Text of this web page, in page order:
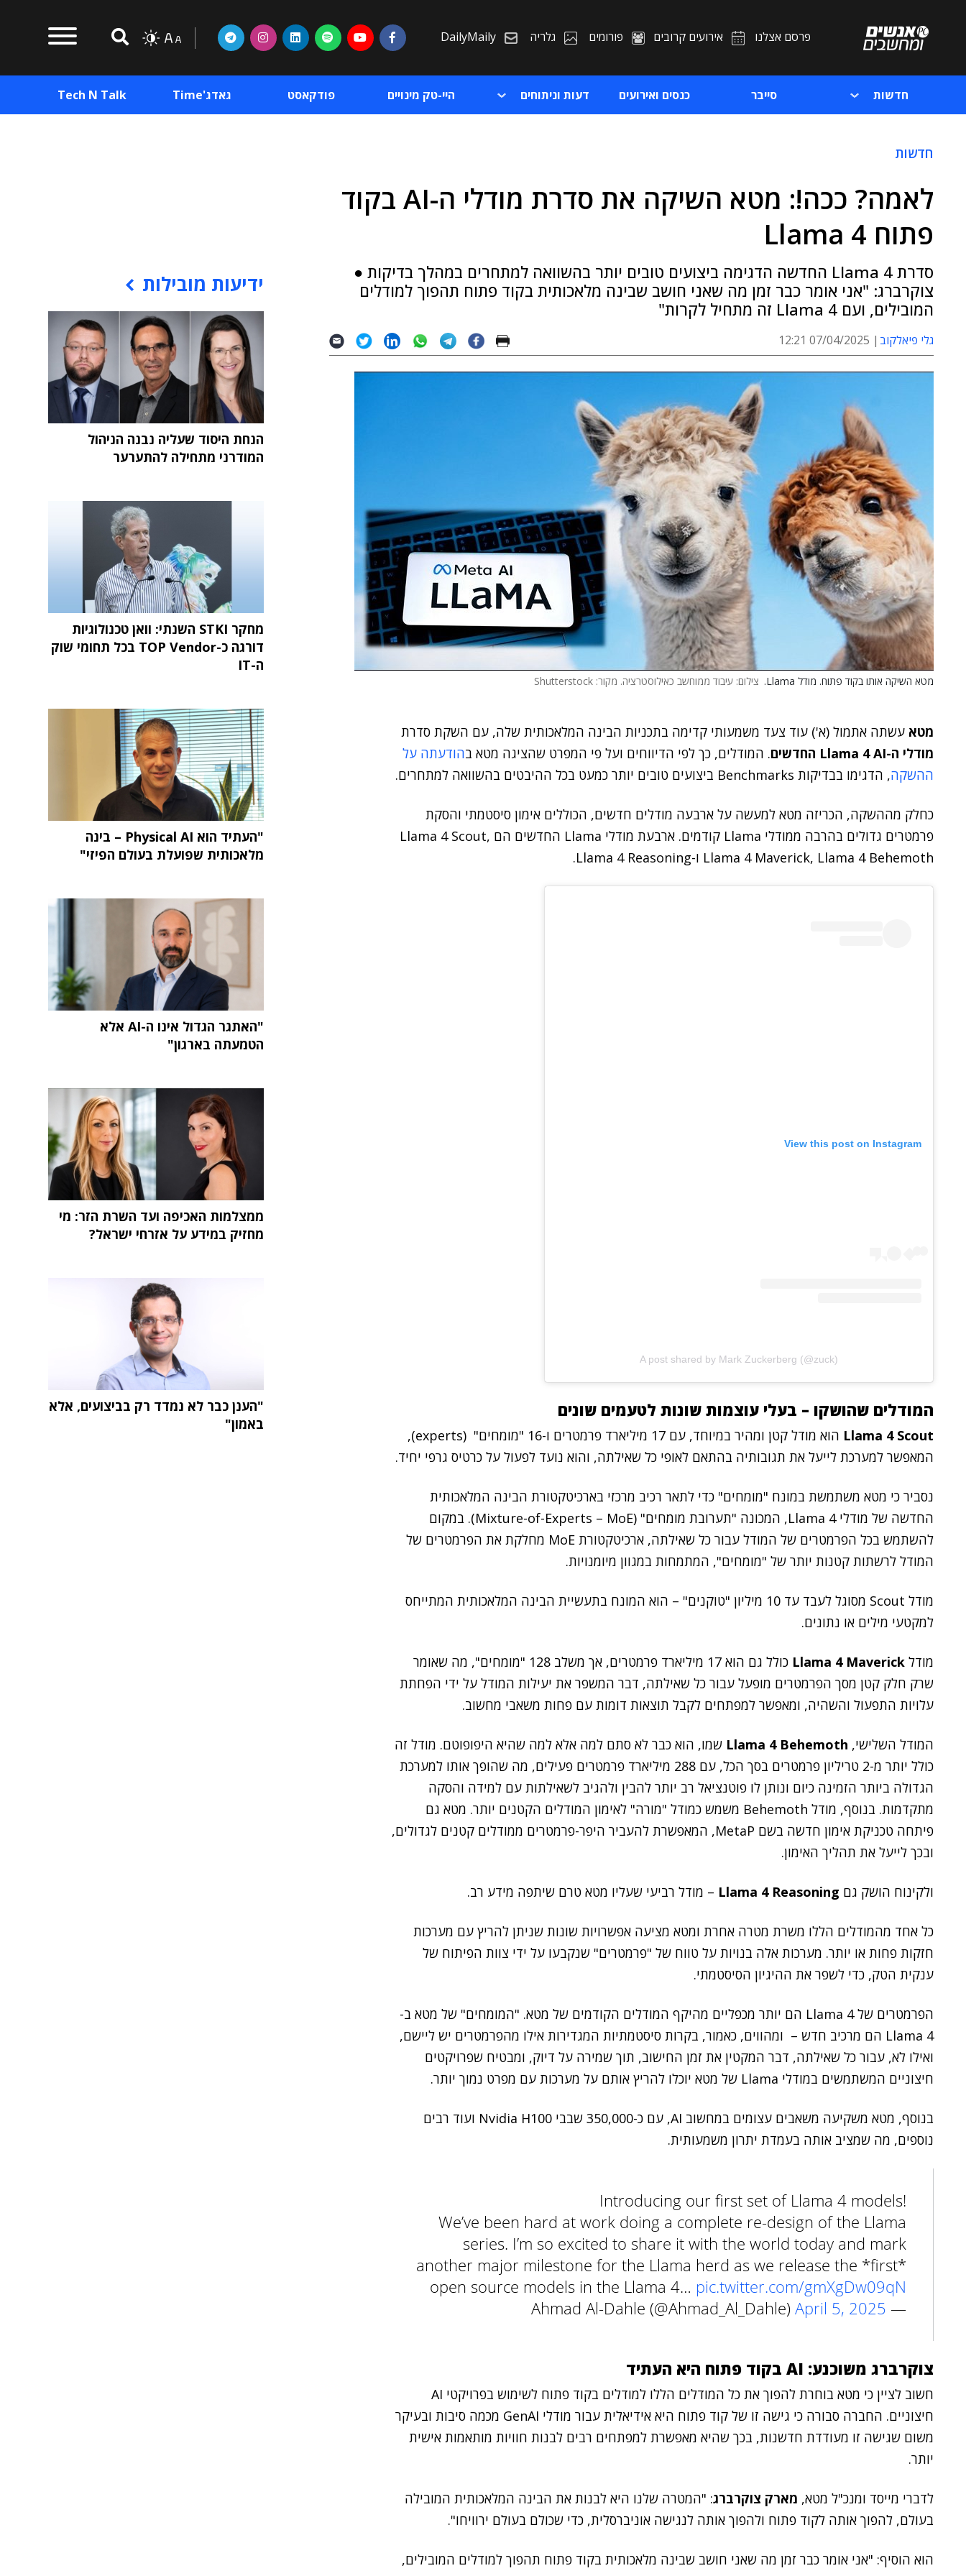
פרסם אצלנו אירועים קרובים פורומים גלריה DailyMaily
חדשות סייבר כנסים ואירועים דעות וניתוחים היי-טק מינויים פודקאסט גאדג'Time Tech N Talk
חדשות
לאמה? ככה!: מטא השיקה את סדרת מודלי ה-AI בקוד
פתוח Llama 4
סדרת Llama 4 החדשה הדגימה ביצועים טובים יותר בהשוואה למתחרים במהלך בדיקות ●
צוקרברג: "אני אומר כבר זמן מה שאני חושב שבינה מלאכותית בקוד פתוח תהפוך למודלים
המובילים, ועם Llama 4 זה מתחיל לקרות"
גלי פיאלקוב 07/04/2025 12:21
מטא השיקה אותו בקוד פתוח. מודל Llama. צילום: עיבוד ממוחשב כאילוסטרציה. מקור: Shutterstock
מטא עשתה אתמול (א') עוד צעד משמעותי קדימה בתכניות הבינה המלאכותית שלה, עם השקת סדרת
מודלי ה-Llama 4 AI החדשים
. המודלים, כך לפי הדיווחים ועל פי המפרט שהציגה מטא בהודעתה על
ההשקה, הדגימו בבדיקות Benchmarks ביצועים טובים יותר כמעט בכל ההיבטים בהשוואה למתחרים.
כחלק מההשקה, הכריזה מטא למעשה על ארבעה מודלים חדשים, הכוללים אימון סיסטמתי והסקת
פרמטרים גדולים בהרבה ממודלי Llama קודמים. ארבעת מודלי Llama החדשים הם Llama 4 Scout,
Llama 4 Maverick, Llama 4 Behemoth ו-Llama 4 Reasoning.
View this post on Instagram
A post shared by Mark Zuckerberg (@zuck)
המודלים שהושקו – בעלי עוצמות שונות לטעמים שונים
Llama 4 Scout
הוא מודל קטן ומהיר במיוחד, עם 17 מיליארד פרמטרים ו-16 "מומחים" (experts),
המאפשר למערכת לייעל את תגובותיה בהתאם לאופי כל שאילתה, והוא נועד לפעול על כרטיס גרפי יחיד.
נסביר כי מטא משתמשת במונח "מומחים" כדי לתאר רכיב מרכזי בארכיטקטורת הבינה המלאכותית
החדשה של מודלי Llama 4, המכונה "תערובת מומחים" (Mixture-of-Experts – MoE). במקום
להשתמש בכל הפרמטרים של המודל עבור כל שאילתה, ארכיטקטורת MoE מחלקת את הפרמטרים של
המודל לרשתות קטנות יותר של "מומחים", המתמחות במגוון מיומנויות.
מודל Scout מסוגל לעבד עד 10 מיליון "טוקנים" – הוא המונח בתעשיית הבינה המלאכותית המתייחס
למקטעי מילים או נתונים.
מודל Llama 4 Maverick
כולל גם הוא 17 מיליארד פרמטרים, אך משלב 128 "מומחים", מה שאומר
שרק חלק קטן מסך הפרמטרים מופעל עבור כל שאילתה, דבר המשפר את יעילות המודל על ידי הפחתת
עלויות התפעול והשהיה, ומאפשר למפתחים לקבל תוצאות דומות עם פחות משאבי מחשוב.
המודל השלישי, Llama 4 Behemoth שמו, הוא כבר לא סתם למה אלא למה שהיא היפופוטם. מודל זה
כולל יותר מ-2 טריליון פרמטרים בסך הכל, עם 288 מיליארד פרמטרים פעילים, מה שהופך אותו למערכת
הגדולה ביותר הזמינה כיום ונותן לו פוטנציאל רב יותר להבין ולהגיב לשאילתות עם למידה והסקה
מתקדמות. בנוסף, מודל Behemoth משמש כמודל "מורה" לאימון המודלים הקטנים יותר. מטא גם
פיתחה טכניקת אימון חדשה בשם MetaP, המאפשרת להעביר היפר-פרמטרים ממודלים קטנים לגדולים,
ובכך לייעל את תהליך האימון.
ולקינוח הושק גם – מודל רביעי שעליו מטא טרם שיתפה מידע רב.
כל אחד מהמודלים הללו משרת מטרה אחרת ומטא מציעה אפשרויות שונות שניתן להריץ עם מערכות
חזקות פחות או יותר. מערכות אלה בנויות על טווח של "פרמטרים" שנקבעו על ידי צוות הפיתוח של
ענקית הטק, כדי לשפר את ההיגיון הסיסטמתי.
הפרמטרים של Llama 4 הם יותר מכפליים מהיקף המודלים הקודמים של מטא. "המומחים" של מטא ב-
Llama 4 הם מרכיב חדש – ומהווים, כאמור, בקרות סיסטמתיות המגדירות אילו מהפרמטרים יש ליישם,
ואילו לא, עבור כל שאילתה, דבר המקטין את זמן החישוב, תוך שמירה על דיוק, ומבטיח שפרויקטים
חיצוניים המשתמשים במודלי Llama של מטא יוכלו להריץ אותם על מערכות עם מפרט נמוך יותר.
בנוסף, מטא משקיעה משאבים עצומים במחשוב AI, עם כ-350,000 שבבי Nvidia H100 ועוד רבים
נוספים, מה שמציב אותה בעמדת יתרון משמעותית.
Introducing our first set of Llama 4 models!
We’ve been hard at work doing a complete re-design of the Llama
series. I’m so excited to share it with the world today and mark
another major milestone for the Llama herd as we release the *first*
open source models in the Llama 4… pic.twitter.com/gmXgDw09qN
— Ahmad Al-Dahle (@Ahmad_Al_Dahle)
April 5, 2025
צוקרברג משוכנע: AI בקוד פתוח היא העתיד
חשוב לציין כי מטא בוחרת להפוך את כל המודלים הללו למודלים בקוד פתוח לשימוש בפרויקטי AI
חיצוניים. החברה סבורה כי גישה זו של קוד פתוח היא אידיאלית עבור מודלי GenAI מכמה סיבות ובעיקר
משום שגישה זו מעודדת חדשנות, בכך שהיא מאפשרת למפתחים רבים לבנות חוויות מותאמות אישית
יותר.
לדברי מייסד ומנכ"ל מטא, מארק צוקרברג: "המטרה שלנו היא לבנות את הבינה המלאכותית המובילה
בעולם, להפוך אותה לקוד פתוח ולהפוך אותה לנגישה אוניברסלית, כדי שכולם בעולם ירוויחו".
הוא הוסיף: "אני אומר כבר זמן מה שאני חושב שבינה מלאכותית בקוד פתוח תהפוך למודלים המובילים,
ידיעות מובילות
הנחת היסוד שעליה נבנה הניהול
המודרני מתחילה להתערער
מחקר STKI השנתי: וואן טכנולוגיות
דורגה כ-TOP Vendor בכל תחומי שוק
ה-IT
"העתיד הוא Physical AI – בינה
מלאכותית שפועלת בעולם הפיזי"
"האתגר הגדול אינו ה-AI אלא
הטמעתה בארגון"
ממצלמות האכיפה ועד השרת הזר: מי
מחזיק במידע על אזרחי ישראל?
"הענן כבר לא נמדד רק בביצועים, אלא
באמון"